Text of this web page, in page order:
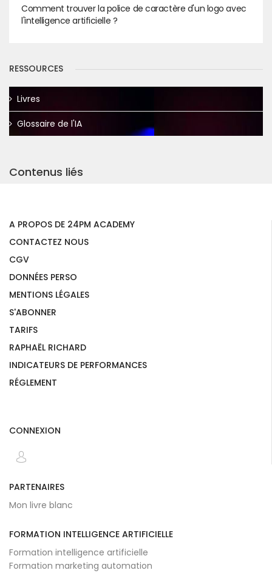
Comment trouver la police de caractère d'un logo avec
l'intelligence artificielle ?
RESSOURCES
Livres
Glossaire de l'IA
Contenus liés
A PROPOS DE 24PM ACADEMY
CONTACTEZ NOUS
CGV
DONNÉES PERSO
MENTIONS LÉGALES
S'ABONNER
TARIFS
RAPHAËL RICHARD
INDICATEURS DE PERFORMANCES
RÉGLEMENT
CONNEXION
PARTENAIRES
Mon livre blanc
FORMATION INTELLIGENCE ARTIFICIELLE
Formation intelligence artificielle
Formation marketing automation